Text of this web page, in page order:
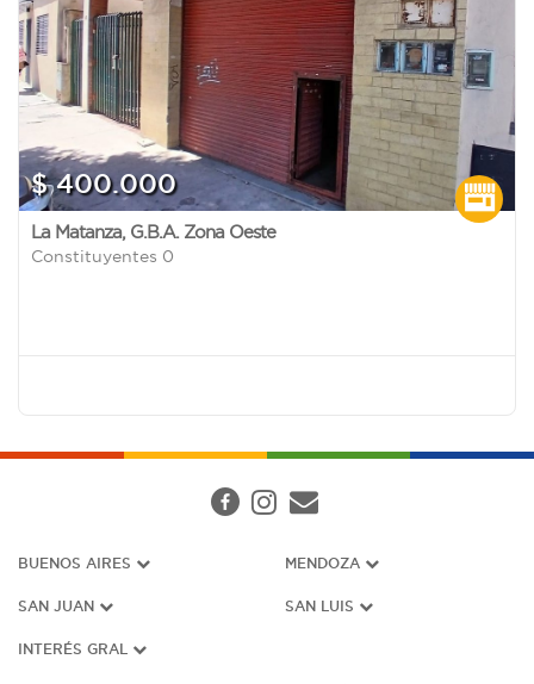
$ 400.000
La Matanza, G.B.A. Zona Oeste
Constituyentes 0
BUENOS AIRES MENDOZA
SAN JUAN SAN LUIS
INTERÉS GRAL